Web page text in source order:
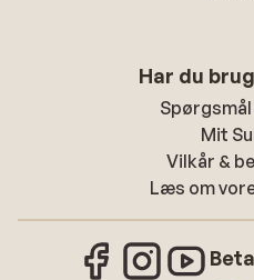
Har du
Mit
Vilkår &
Læs om